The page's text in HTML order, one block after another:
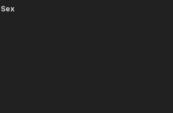
Sex